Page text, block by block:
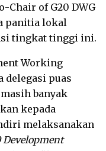
Chair of G20 DWG
panitia lokal
tingkat tinggi ini.
Working
delegasi puas
banyak
kepada
melaksanakan